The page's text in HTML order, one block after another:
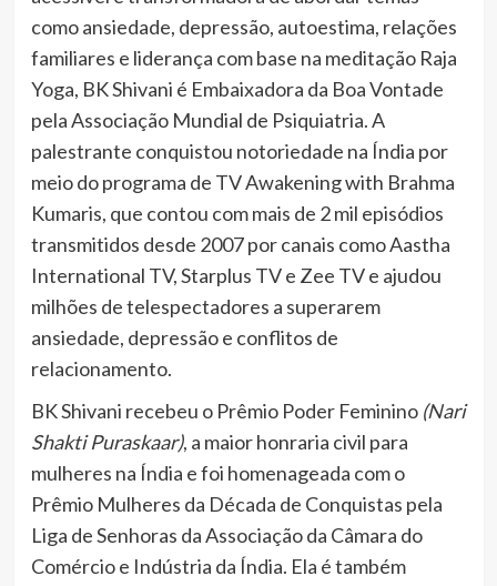
como ansiedade, depressão, autoestima, relações
familiares e liderança com base na meditação Raja
Yoga, BK Shivani é Embaixadora da Boa Vontade
pela Associação Mundial de Psiquiatria. A
palestrante conquistou notoriedade na Índia por
meio do programa de TV Awakening with Brahma
Kumaris, que contou com mais de 2 mil episódios
transmitidos desde 2007 por canais como Aastha
International TV, Starplus TV e Zee TV e ajudou
milhões de telespectadores a superarem
ansiedade, depressão e conflitos de
relacionamento.
BK Shivani recebeu o Prêmio Poder Feminino(Nari
Shakti Puraskaar), a maior honraria civil para
mulheres na Índia e foi homenageada com o
Prêmio Mulheres da Década de Conquistas pela
Liga de Senhoras da Associação da Câmara do
Comércio e Indústria da Índia. Ela é também